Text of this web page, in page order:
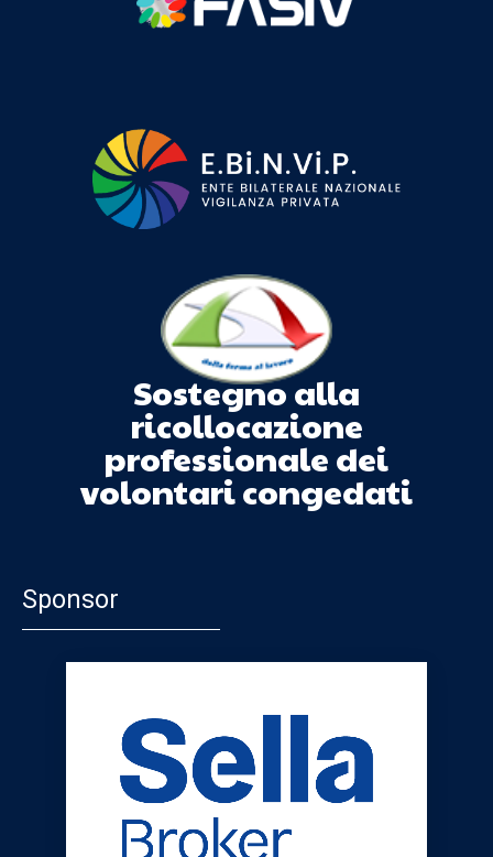
Sostegno alla
ricollocazione
professionale dei
volontari congedati
Sponsor